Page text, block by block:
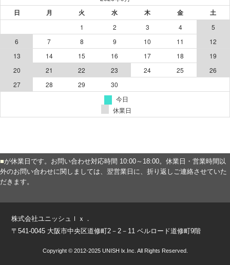
■が休業日です。お問い合わせ対応時間 10:00～18:00。休業日・営業時間以
外のお問い合わせに関しましては、翌営業日に、折り返しご連絡させていた
だきます。
株式会社ユニッシュｌｘ．
〒541-0045 大阪市中央区道修町2－2－11 ベルロード道修町9階
Copyright © 2012-2025 UNISH lx.Inc. All Rights Reserved.